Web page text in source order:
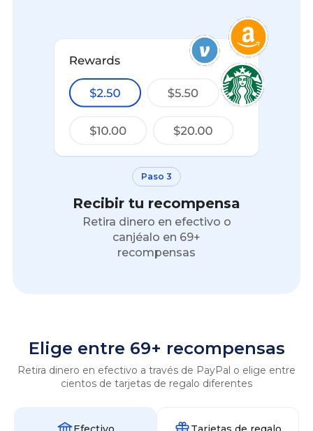
Paso 3
Recibir tu recompensa
Retira dinero en efectivo o
canjéalo en 69+
recompensas
Elige entre 69+ recompensas
Retira dinero en efectivo a través de PayPal o elige entre
cientos de tarjetas de regalo diferentes